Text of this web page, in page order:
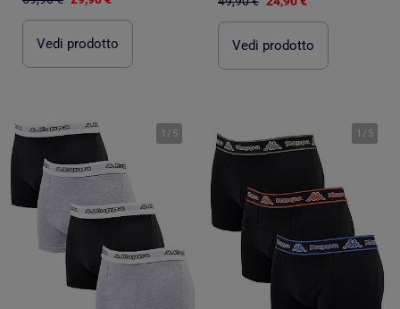
Vedi prodotto Vedi prodotto
1 / 5 1 / 5